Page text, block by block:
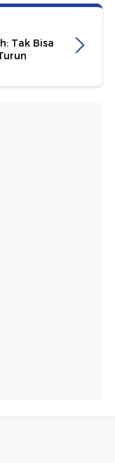
Tak Bisa